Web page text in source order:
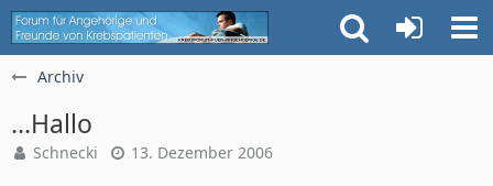
Archiv
...Hallo
Schnecki 13. Dezember 2006